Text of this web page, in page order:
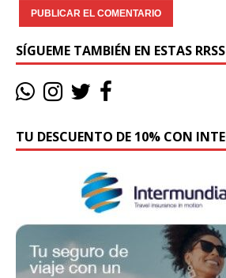
SÍGUEME TAMBIÉN EN ESTAS RRSS
TU DESCUENTO DE 10% CON